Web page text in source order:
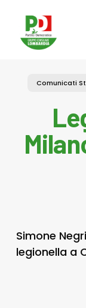
content
Comunicati
Simone
legionella a